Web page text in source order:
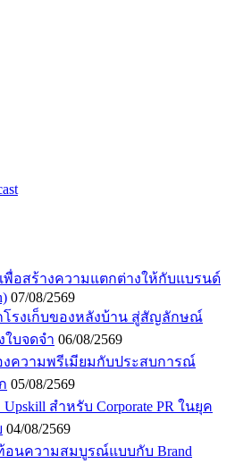
เพื่อสร้างความแตกต่างให้กับแบรนด์
07/08/2569
กโรงเก็บของหลังบ้าน สู่สัญลักษณ์
ใบจดจำ 06/08/2569
ความพรีเมียมกับประสบการณ์
05/08/2569
สำหรับ Corporate PR ในยุค
04/08/2569
อนความสมบูรณ์แบบกับ Brand